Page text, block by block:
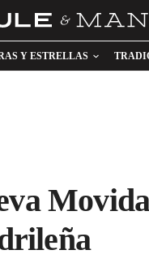
Y ESTRELLAS